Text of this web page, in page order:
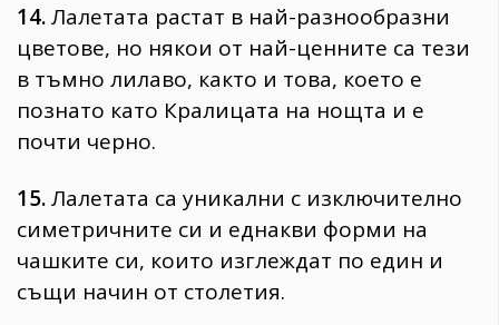
14.Лалетата растат в най-разнообразни
цветове, но някои от най-ценните са тези
в тъмно лилаво, както и това, което е
познато като Кралицата на нощта и е
почти черно.
15.Лалетата са уникални с изключително
симетричните си и еднакви форми на
чашките си, които изглеждат по един и
същи начин от столетия.